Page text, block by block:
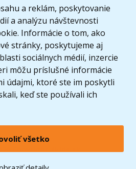
a reklám, poskytovanie
a analýzu návštevnosti
Informácie o tom, ako
stránky, poskytujeme aj
sociálnych médií, inzercie
môžu príslušné informácie
údajmi, ktoré ste im poskytli
keď ste používali ich
všetko
Copyright 4kids.sk
ochrannými známkami spoločnosti LEGO Group. ©